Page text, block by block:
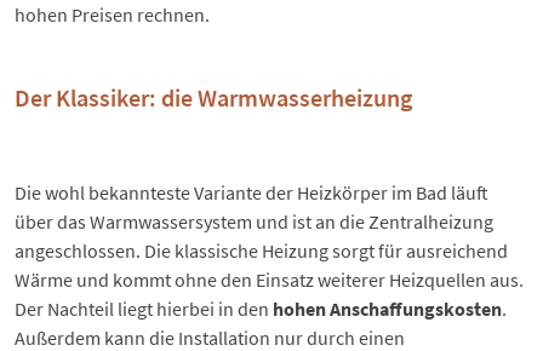
hohen Preisen rechnen.
Der Klassiker: die Warmwasserheizung
Die wohl bekannteste Variante der Heizkörper im Bad läuft
über das Warmwassersystem und ist an die Zentralheizung
angeschlossen. Die klassische Heizung sorgt für ausreichend
Wärme und kommt ohne den Einsatz weiterer Heizquellen aus.
Der Nachteil liegt hierbei in den hohen Anschaffungskosten.
Außerdem kann die Installation nur durch einen